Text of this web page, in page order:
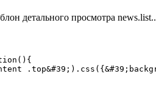
детального просмотра